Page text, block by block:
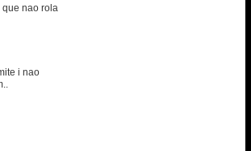
que nao rola
i nao